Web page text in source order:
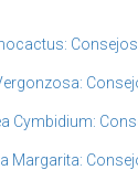
Cymbidium:
Margarita: